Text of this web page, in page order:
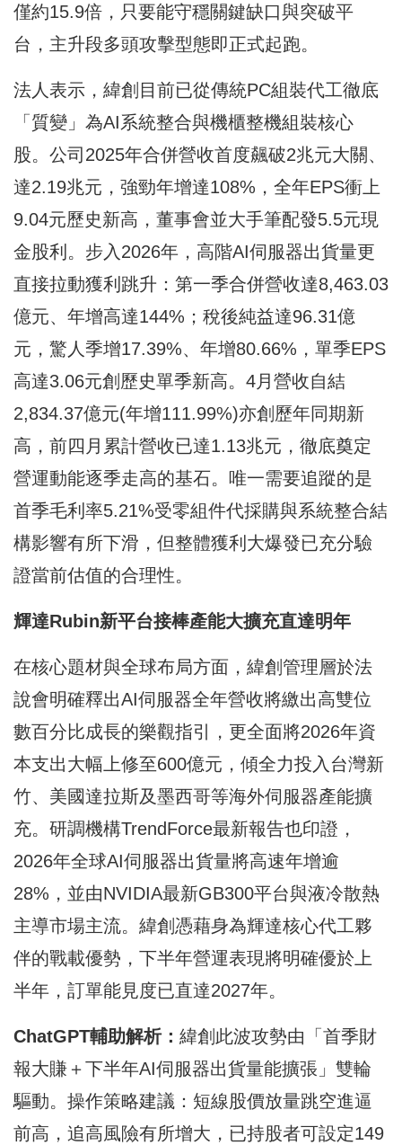
僅約15.9倍，只要能守穩關鍵缺口與突破平
台，主升段多頭攻擊型態即正式起跑。
法人表示，緯創目前已從傳統PC組裝代工徹底
「質變」為AI系統整合與機櫃整機組裝核心
股。公司2025年合併營收首度飆破2兆元大關、
達2.19兆元，強勁年增達108%，全年EPS衝上
9.04元歷史新高，董事會並大手筆配發5.5元現
金股利。步入2026年，高階AI伺服器出貨量更
直接拉動獲利跳升：第一季合併營收達8,463.03
億元、年增高達144%；稅後純益達96.31億
元，驚人季增17.39%、年增80.66%，單季EPS
高達3.06元創歷史單季新高。4月營收自結
2,834.37億元(年增111.99%)亦創歷年同期新
高，前四月累計營收已達1.13兆元，徹底奠定
營運動能逐季走高的基石。唯一需要追蹤的是
首季毛利率5.21%受零組件代採購與系統整合結
構影響有所下滑，但整體獲利大爆發已充分驗
證當前估值的合理性。
輝達Rubin新平台接棒產能大擴充直達明年
在核心題材與全球布局方面，緯創管理層於法
說會明確釋出AI伺服器全年營收將繳出高雙位
數百分比成長的樂觀指引，更全面將2026年資
本支出大幅上修至600億元，傾全力投入台灣新
竹、美國達拉斯及墨西哥等海外伺服器產能擴
充。研調機構TrendForce最新報告也印證，
2026年全球AI伺服器出貨量將高速年增逾
28%，並由NVIDIA最新GB300平台與液冷散熱
主導市場主流。緯創憑藉身為輝達核心代工夥
伴的戰載優勢，下半年營運表現將明確優於上
半年，訂單能見度已直達2027年。
ChatGPT輔助解析： 緯創此波攻勢由「首季財
報大賺＋下半年AI伺服器出貨量能擴張」雙輪
驅動。操作策略建議：短線股價放量跳空進逼
前高，追高風險有所增大，已持股者可設定149